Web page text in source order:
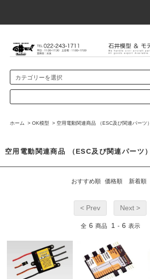
ホーム > OK模型 > 空用電動関連商品 （ESC及び関連パーツ）
空用電動関連商品 （ESC及び関連パーツ）
おすすめ順 価格順 新着順
< Prev Next >
全 6 商品 1 - 6 表示